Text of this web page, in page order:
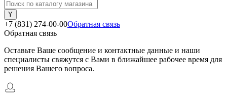
+7 (831) 274-00-00Обратная связь
Обратная связь
Оставьте Ваше сообщение и контактные данные и наши
специалисты свяжутся с Вами в ближайшее рабочее время для
решения Вашего вопроса.